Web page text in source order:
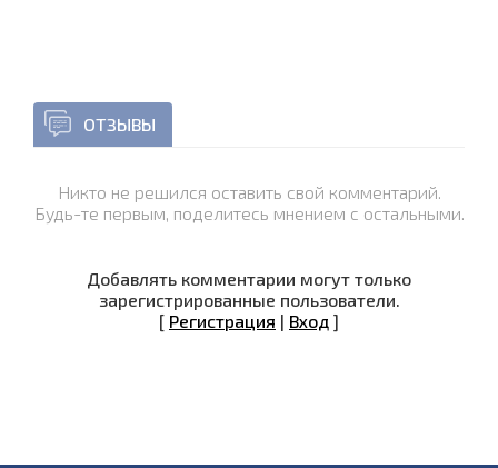
ОТЗЫВЫ
Никто не решился оставить свой комментарий.
Будь-те первым, поделитесь мнением с остальными.
Добавлять комментарии могут только
зарегистрированные пользователи.
[ Регистрация | Вход ]